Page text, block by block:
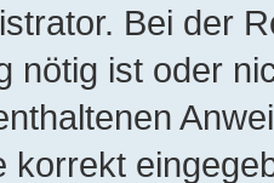
Bei der
nötig ist oder
korrekt